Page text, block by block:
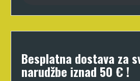
Besplatna dostava za
narudžbe iznad 50 € !